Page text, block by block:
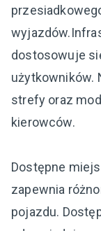
dostosowuje
użytkowników.
strefy oraz
kierowców.
Dostępne
zapewnia
pojazdu.